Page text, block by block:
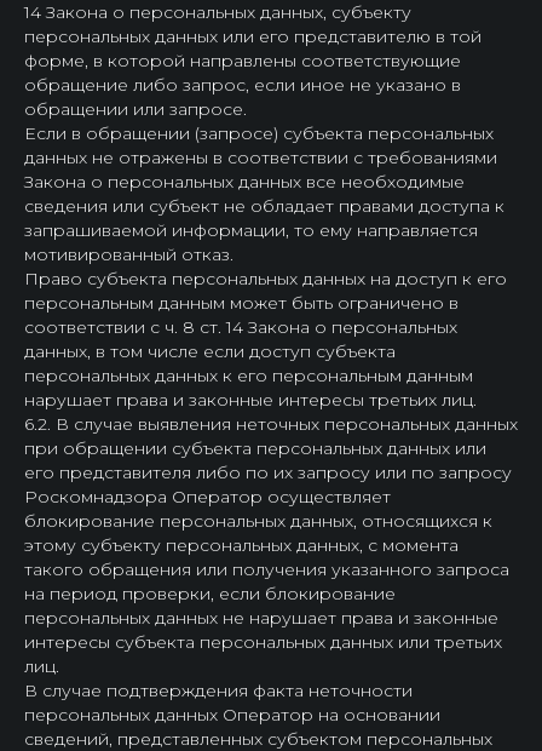
14 Закона о персональных данных, субъекту
персональных данных или его представителю в той
форме, в которой направлены соответствующие
обращение либо запрос, если иное не указано в
обращении или запросе.
Если в обращении (запросе) субъекта персональных
данных не отражены в соответствии с требованиями
Закона о персональных данных все необходимые
сведения или субъект не обладает правами доступа к
запрашиваемой информации, то ему направляется
мотивированный отказ.
Право субъекта персональных данных на доступ к его
персональным данным может быть ограничено в
соответствии с ч. 8 ст. 14 Закона о персональных
данных, в том числе если доступ субъекта
персональных данных к его персональным данным
нарушает права и законные интересы третьих лиц.
6.2. В случае выявления неточных персональных данных
при обращении субъекта персональных данных или
его представителя либо по их запросу или по запросу
Роскомнадзора Оператор осуществляет
блокирование персональных данных, относящихся к
этому субъекту персональных данных, с момента
такого обращения или получения указанного запроса
на период проверки, если блокирование
персональных данных не нарушает права и законные
интересы субъекта персональных данных или третьих
лиц.
В случае подтверждения факта неточности
персональных данных Оператор на основании
сведений, представленных субъектом персональных